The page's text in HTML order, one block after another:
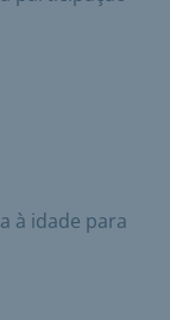
à idade para